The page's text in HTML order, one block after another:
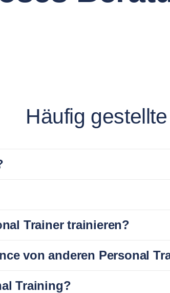
Häufig
Trainer trainieren?
von anderen Personal
Training?